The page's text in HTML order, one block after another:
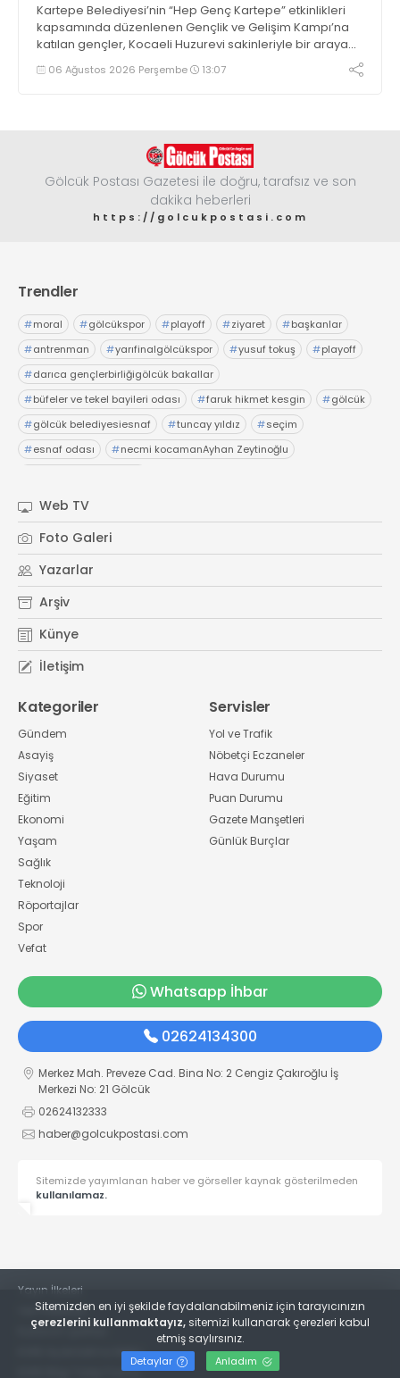
Kartepe Belediyesi’nin “Hep Genç Kartepe” etkinlikleri
kapsamında düzenlenen Gençlik ve Gelişim Kampı’na
katılan gençler, Kocaeli Huzurevi sakinleriyle bir araya
geldi06 Ağustos 2026 Perşembe 13:07
Gölcük Postası Gazetesi ile doğru, tarafsız ve son
dakika heberleri
https://golcukpostasi.com
Trendler
#moral #gölcükspor #playoff #ziyaret #başkanlar
#antrenman #yarıfinalgölcükspor #yusuf tokuş #playoff
#darıca gençlerbirliğigölcük bakallar
#büfeler ve tekel bayileri odası #faruk hikmet kesgin #gölcük
#gölcük belediyesiesnaf #tuncay yıldız #seçim
#esnaf odası #necmi kocamanAyhan Zeytinoğlu
Web TV
Foto Galeri
Yazarlar
Arşiv
Künye
İletişim
Kategoriler
Gündem
Asayiş
Siyaset
Eğitim
Ekonomi
Yaşam
Sağlık
Teknoloji
Röportajlar
Spor
Vefat
Servisler
Yol ve Trafik
Nöbetçi Eczaneler
Hava Durumu
Puan Durumu
Gazete Manşetleri
Günlük Burçlar
Whatsapp İhbar
02624134300
Merkez Mah. Preveze Cad. Bina No: 2 Cengiz Çakıroğlu İş
Merkezi No: 21 Gölcük
02624132333
haber@golcukpostasi.com
Sitemizde yayımlanan haber ve görseller kaynak gösterilmeden
kullanılamaz.
Yayın İlkeleri
Veri Politikası
Kullanım Şartları
KVKK Aydınlatma Metni
KVKK Bilgi Talep Formu
Sitemizden en iyi şekilde faydalanabilmeniz için tarayıcınızın
çerezlerini kullanmaktayız, sitemizi kullanarak çerezleri kabul
etmiş saylırsınız.
Detaylar Anladım